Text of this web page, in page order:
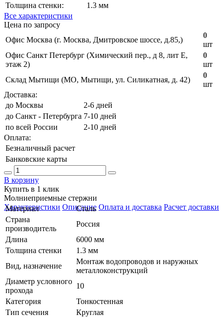
Толщина стенки:
1.3 мм
Все характеристики
Цена по запросу
Офис Москва (г. Москва, Дмитровское шоссе, д.85,)
0
шт
Офис Санкт Петербург (Химический пер., д 8, лит Е,
этаж 2)
0
шт
Склад Мытищи (МО, Мытищи, ул. Силикатная, д. 42)
0
шт
Доставка:
до Москвы
2-6 дней
до Санкт - Петербурга 7-10 дней
по всей России
2-10 дней
Оплата:
Безналичный расчет
Банковские карты
В корзину
Купить в 1 клик
Молниеприемные стержни
Характеристики Описание Оплата и доставка Расчет доставки
Материал
Сталь
Страна
производитель
Россия
Длина
6000 мм
Толщина стенки
1.3 мм
Вид, назначение
Монтаж водопроводов и наружных
металлоконструкций
Диаметр условного
прохода
10
Категория
Тонкостенная
Тип сечения
Круглая